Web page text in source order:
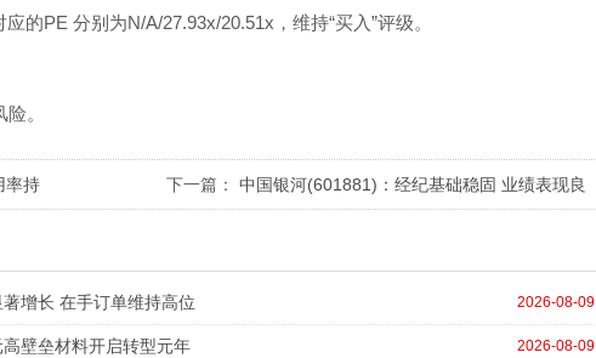
的PE 分别为N/A/27.93x/20.51x，维持“买入”评级。
。
率持 下一篇：中国银河(601881)：经纪基础稳固 业绩表现良
2026-08-09
增长 在手订单维持高位
2026-08-09
壁垒材料开启转型元年